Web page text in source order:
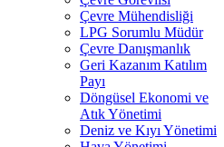
Çevre Mühendisliği
LPG Sorumlu Müdür
Çevre Danışmanlık
Geri Kazanım Katılım
Payı
Döngüsel Ekonomi ve
Atık Yönetimi
Deniz ve Kıyı Yönetimi